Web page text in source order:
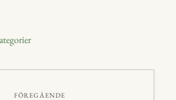
p
FÖREGÅENDE